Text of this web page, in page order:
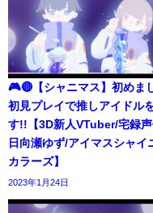
🎮🔴【シャニマス】初めまし
初見プレイで推しアイドル
す!!【3D新人VTuber/宅録
日向瀬ゆず/アイマスシャイ
カラーズ】
2023年1月24日